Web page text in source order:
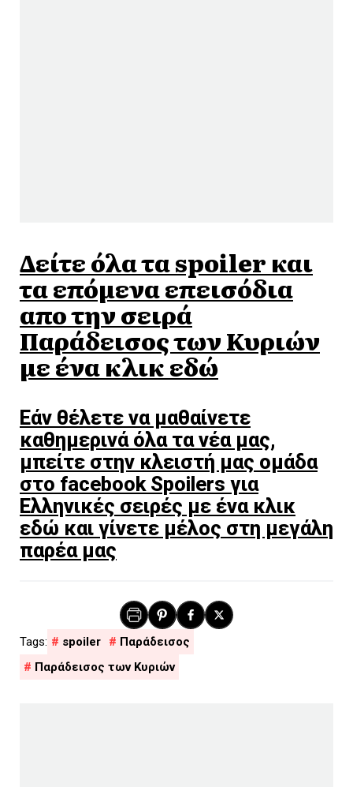
Δείτε όλα τα spoiler και
τα επόμενα επεισόδια
απο την σειρά
Παράδεισος των Κυριών
με ένα κλικ εδώ
Εάν θέλετε να μαθαίνετε
καθημερινά όλα τα νέα μας,
μπείτε στην κλειστή μας ομάδα
στο facebook Spoilers για
Ελληνικές σειρές με ένα κλικ
εδώ και γίνετε μέλος στη μεγάλη
παρέα μας
spoiler
Παράδεισος
Παράδεισος των Κυριών